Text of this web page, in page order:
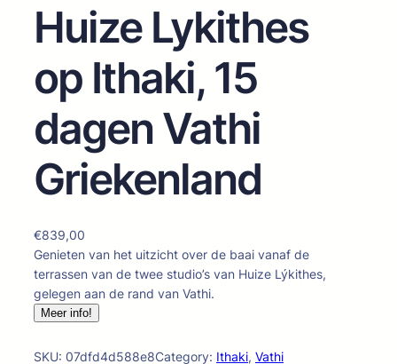
Huize Lykithes
op Ithaki, 15
dagen Vathi
Griekenland
€839,00
Genieten van het uitzicht over de baai vanaf de
terrassen van de twee studio’s van Huize Lýkithes,
gelegen aan de rand van Vathi.
Meer info!
SKU: 07dfd4d588e8Category: Ithaki, Vathi